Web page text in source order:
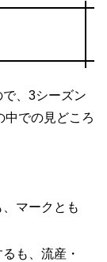
、3シーズン
中での見どころ
マークとも
も、流産・